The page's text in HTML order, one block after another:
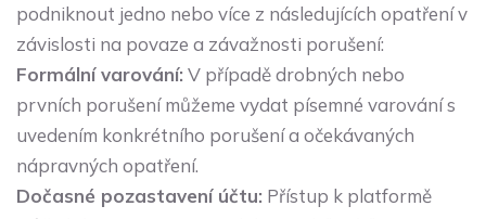
podniknout jedno nebo více z následujících opatření v
závislosti na povaze a závažnosti porušení:
Formální varování: V případě drobných nebo
prvních porušení můžeme vydat písemné varování s
uvedením konkrétního porušení a očekávaných
nápravných opatření.
Dočasné pozastavení účtu: Přístup k platformě